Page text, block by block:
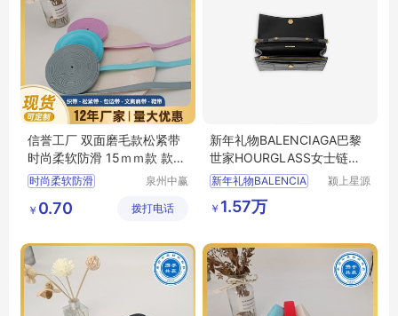
信誉工厂 双面磨毛款松紧带
时尚柔软防滑 15ｍｍ款 款式
多样
时尚柔软防滑
松紧带
肩带
泉州中赢
有限公司
￥ 0.70 拨打电话
新年礼物BALENCIAGA巴黎
世家HOURGLASS女士链条
钱包沙漏包
新年礼物BALENCIA
颍上星源
￥ 1.57万